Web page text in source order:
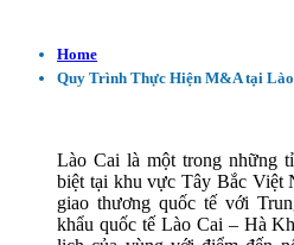
Home
Quy Trình Thực Hiện M&A tại
Lào Cai là một trong những
biệt tại khu vực Tây Bắc Việt
giao thương quốc tế với
khẩu quốc tế Lào Cai – Hà